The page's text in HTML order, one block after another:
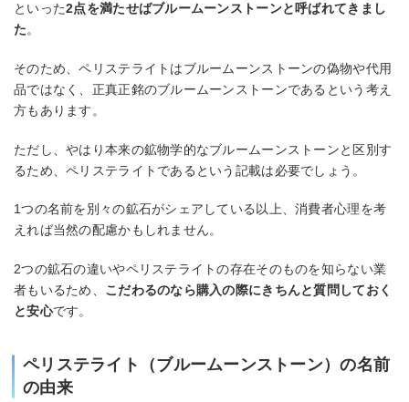
といった2点を満たせばブルームーンストーンと呼ばれてきまし
た。
そのため、ペリステライトはブルームーンストーンの偽物や代用
品ではなく、正真正銘のブルームーンストーンであるという考え
方もあります。
ただし、やはり本来の鉱物学的なブルームーンストーンと区別す
るため、ペリステライトであるという記載は必要でしょう。
1つの名前を別々の鉱石がシェアしている以上、消費者心理を考
えれば当然の配慮かもしれません。
2つの鉱石の違いやペリステライトの存在そのものを知らない業
者もいるため、 こだわるのなら購入の際にきちんと質問しておく
と安心です。
ペリステライト（ブルームーンストーン）の名前
の由来